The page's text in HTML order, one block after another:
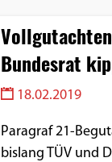
Bundesrat
18.02.2019
Paragraf 21-
bislang TÜV und